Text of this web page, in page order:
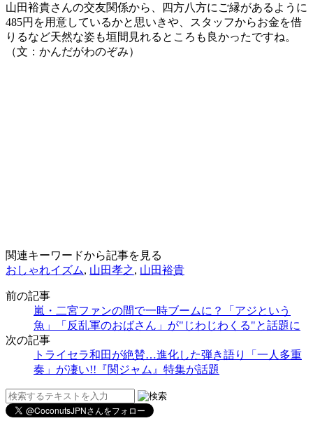
山田裕貴さんの交友関係から、四方八方にご縁があるように
485円を用意しているかと思いきや、スタッフからお金を借
りるなど天然な姿も垣間見れるところも良かったですね。
（文：かんだがわのぞみ）
関連キーワードから記事を見る
おしゃれイズム, 山田孝之, 山田裕貴
前の記事
嵐・二宮ファンの間で一時ブームに？「アジという
魚」「反乱軍のおばさん」が"じわじわくる"と話題に
次の記事
トライセラ和田が絶賛…進化した弾き語り「一人多重
奏」が凄い!!『関ジャム』特集が話題